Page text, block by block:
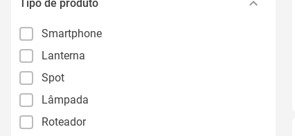
Tipo de produto
Smartphone
Lanterna
Spot
Lâmpada
Roteador